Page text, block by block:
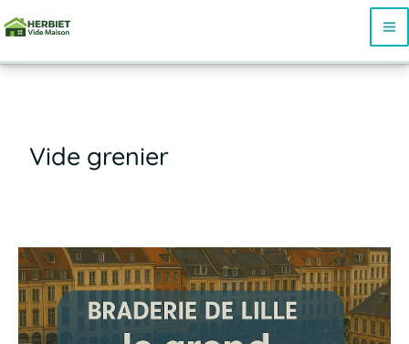
au
contenu
Vide grenier
Braderie
de
Lille
2025